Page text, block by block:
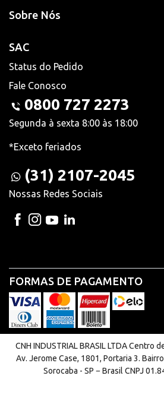
Sobre Nós
SAC
Status do Pedido
Fale Conosco
0800 727 2273
Segunda à sexta 8:00 às 18:00
*Exceto feriados
(31) 2107-2045
Nossas Redes Sociais
FORMAS DE PAGAMENTO
CNH INDUSTRIAL BRASIL LTDA Centro
Av. Jerome Case, 1801, Portaria 3.
Sorocaba - SP − Brasil CNPJ